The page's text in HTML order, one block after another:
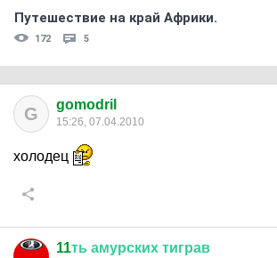
Путешествие на край Африки.
172 5
G gomodril
15:26, 07.04.2010
холодец
11ть амурских тиграв